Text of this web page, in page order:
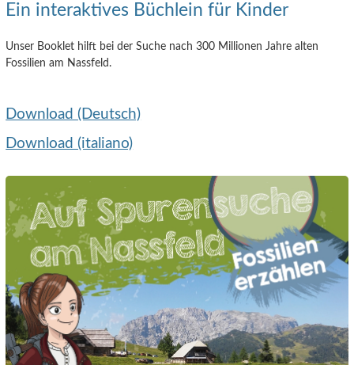
Ein interaktives Büchlein für Kinder
Unser Booklet hilft bei der Suche nach 300 Millionen Jahre alten
Fossilien am Nassfeld.
Download (Deutsch)
Download (italiano)